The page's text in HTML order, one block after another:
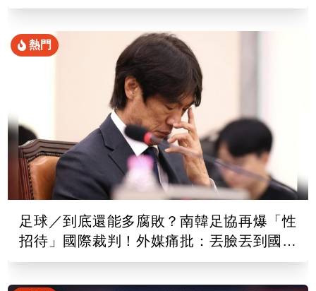
熱門
足球／到底還能多腐敗？南韓足協再爆「性
招待」國際裁判！外媒痛批：丟臉丟到國外
去